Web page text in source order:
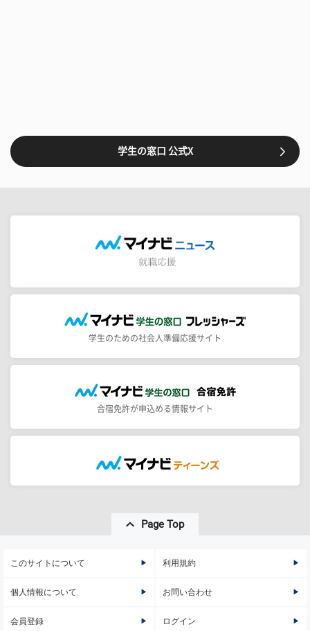
学生の窓口 公式X
学生のための社会人準備応援サイト
合宿免許が申込める情報サイト
Page Top
このサイトについて 利用規約
個人情報について お問い合わせ
会員登録 ログイン